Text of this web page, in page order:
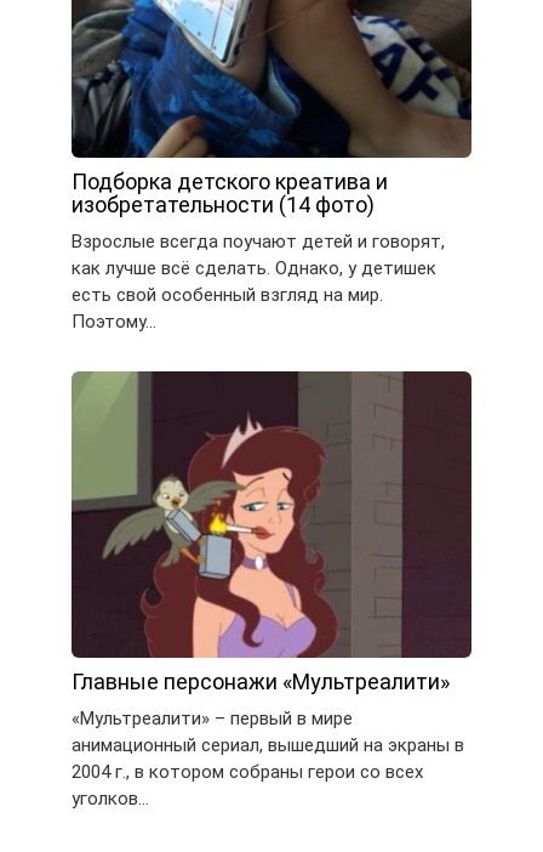
Подборка детского креатива и
изобретательности (14 фото)
Взрослые всегда поучают детей и говорят,
как лучше всё сделать. Однако, у детишек
есть свой особенный взгляд на мир.
Поэтому…
Главные персонажи «Мультреалити»
«Мультреалити» – первый в мире
анимационный сериал, вышедший на экраны в
2004 г., в котором собраны герои со всех
уголков…